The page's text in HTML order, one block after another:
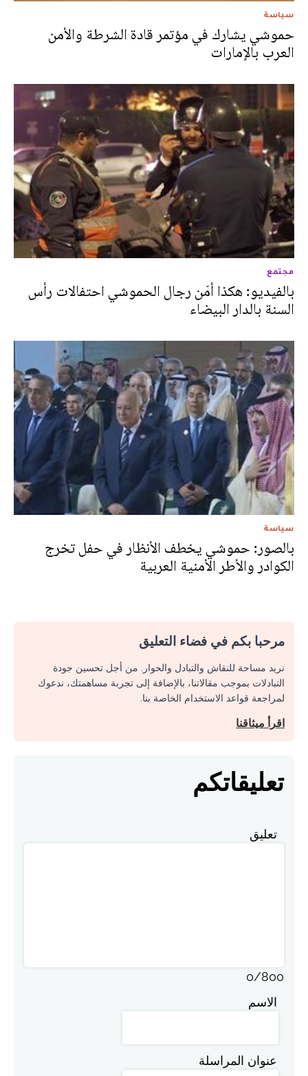
سياسة
حموشي يشارك في مؤتمر قادة الشرطة والأمن
العرب بالإمارات
مجتمع
بالفيديو: هكذا أمّن رجال الحموشي احتفالات رأس
السنة بالدار البيضاء
سياسة
بالصور: حموشي يخطف الأنظار في حفل تخرج
الكوادر والأطر الأمنية العربية
مرحبا بكم في فضاء التعليق
نريد مساحة للنقاش والتبادل والحوار. من أجل تحسين جودة
التبادلات بموجب مقالاتنا، بالإضافة إلى تجربة مساهمتك، ندعوك
لمراجعة قواعد الاستخدام الخاصة بنا.
اقرأ ميثاقنا
تعليقاتكم
تعليق
0/800
الاسم
عنوان المراسلة